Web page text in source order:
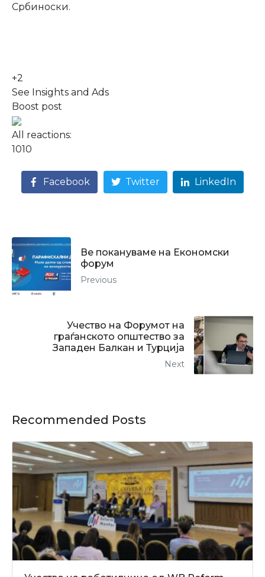
Србиноски.
+2
See Insights and Ads
Boost post
All reactions:
1010
Facebook Twitter LinkedIn
Ве покануваме на Економски
форум
Previous
Учество на Форумот на
граѓанското општество за
Западен Балкан и Турција
Next
Recommended Posts